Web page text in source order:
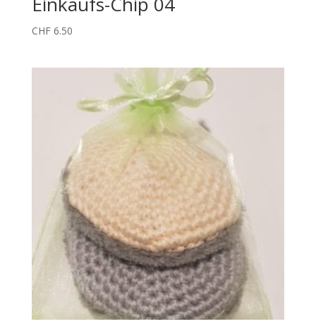
CHF6.50